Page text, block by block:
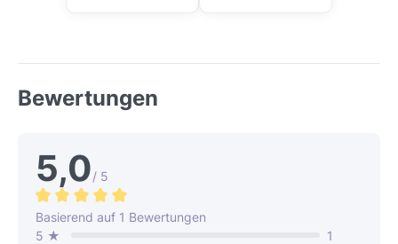
Bewertungen
5,0/ 5
Durchschnittliche Bewertung von 5 von 5 Sternen
Basierend auf 1 Bewertungen
5 ★
1